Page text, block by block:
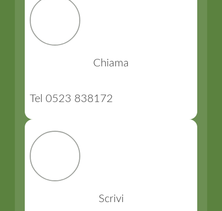
Chiama
Tel 0523 838172
Scrivi